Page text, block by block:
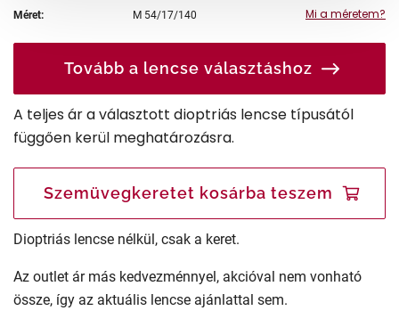
Méret: M 54/17/140 Mi a méretem?
Tovább a lencse választáshoz
A teljes ár a választott dioptriás lencse típusától
függően kerül meghatározásra.
Szemüvegkeretet kosárba teszem
Dioptriás lencse nélkül, csak a keret.
Az outlet ár más kedvezménnyel, akcióval nem vonható
össze, így az aktuális lencse ajánlattal sem.